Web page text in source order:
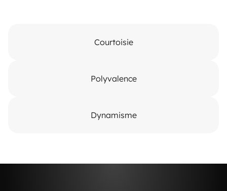
Courtoisie
Polyvalence
Dynamisme